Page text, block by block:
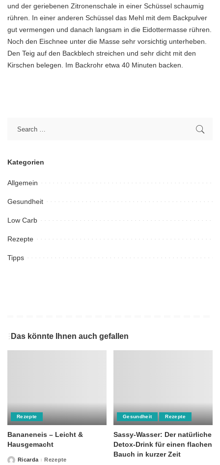
und der geriebenen Zitronenschale in einer Schüssel schaumig
rühren. In einer anderen Schüssel das Mehl mit dem Backpulver
gut vermengen und danach langsam in die Eidottermasse rühren.
Noch den Eischnee unter die Masse sehr vorsichtig unterheben.
Den Teig auf den Backblech streichen und sehr dicht mit den
Kirschen belegen. Im Backrohr etwa 40 Minuten backen.
Kategorien
Allgemein
Gesundheit
Low Carb
Rezepte
Tipps
Das könnte Ihnen auch gefallen
Rezepte
Bananeneis – Leicht &
Hausgemacht
PostedRicarda Rezepte
Gesundheit Rezepte
Sassy-Wasser: Der natürliche
Detox-Drink für einen flachen
Bauch in kurzer Zeit